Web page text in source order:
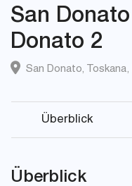
San Donato
Donato 2
San Donato, Toskana,
Überblick
Überblick